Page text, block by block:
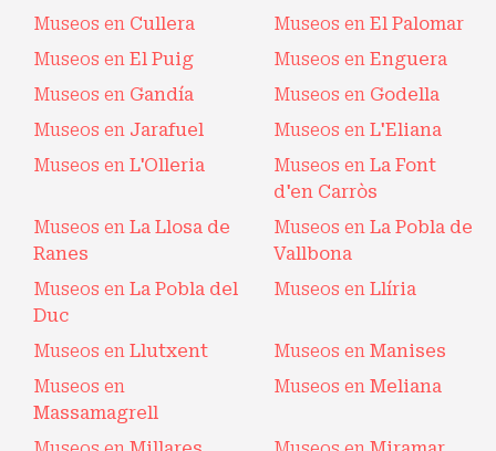
Museos en Cullera Museos en El Palomar
Museos en El Puig Museos en Enguera
Museos en Gandía Museos en Godella
Museos en Jarafuel Museos en L'Eliana
Museos en L'Olleria Museos en La Font
d'en Carròs
Museos en La Llosa de
Ranes
Museos en La Pobla de
Vallbona
Museos en La Pobla del
Duc
Museos en Llíria
Museos en Llutxent Museos en Manises
Museos en
Massamagrell
Museos en Meliana